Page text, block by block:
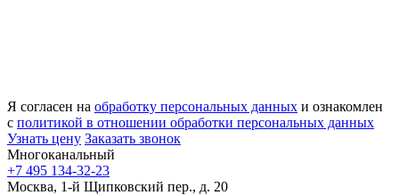
Я согласен на обработку персональных данных и ознакомлен
с политикой в отношении обработки персональных данных
Узнать цену Заказать звонок
Многоканальный
+7 495 134-32-23
Москва, 1-й Щипковский пер., д. 20